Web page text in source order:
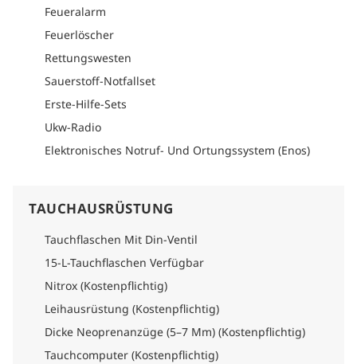
Reiseplans nach, um detaillierte Informationen darüber zu
finden, wie man dorthin kommt.
Feueralarm
Feuerlöscher
Rettungswesten
Sauerstoff-Notfallset
Erste-Hilfe-Sets
Ukw-Radio
Elektronisches Notruf- Und Ortungssystem (Enos)
TAUCHAUSRÜSTUNG
Tauchflaschen Mit Din-Ventil
15-L-Tauchflaschen Verfügbar
Nitrox (Kostenpflichtig)
Leihausrüstung (Kostenpflichtig)
Dicke Neoprenanzüge (5–7 Mm) (Kostenpflichtig)
Tauchcomputer (Kostenpflichtig)